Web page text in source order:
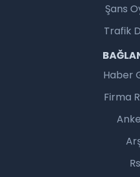
Şans
Trafik
Haber
Firma